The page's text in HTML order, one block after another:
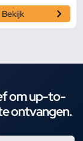
Bekijk
om up-to-
ontvangen.